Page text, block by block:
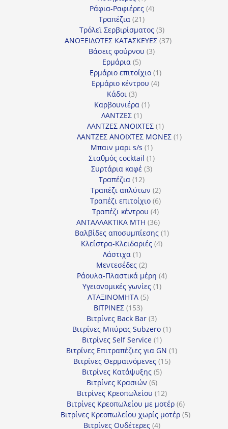
προϊόν
Ράφια-Ραφιέρες 44
Τραπέζια 2121
προϊόντα
Τρόλεϊ Σερβιρίσματος 33
προϊόντα
ΑΝΟΞΕΙΔΩΤΕΣ ΚΑΤΑΣΚΕΥΕΣ 3737
Βάσεις φούρνου 33
Ερμάρια 55
προϊόντα
Ερμάριο επιτοίχιο 11
προϊόν
Ερμάριο κέντρου 44
Κάδοι 33
προϊόντα
Καρβουνιέρα 11
ΛΑΝΤΖΕΣ 11
προϊόν
ΛΑΝΤΖΕΣ ΑΝΟΙΧΤΕΣ 11
προϊόν
ΛΑΝΤΖΕΣ ΑΝΟΙΧΤΕΣ ΜΟΝΕΣ 11
Μπαιν μαρι s/s 11
προϊόν
Σταθμός cocktail 11
Συρτάρια καφέ 33
Τραπέζια 1212
προϊόντα
Τραπέζι απλύτων 22
προϊόντα
Τραπέζι επιτοίχιο 66
προϊόντα
Τραπέζι κέντρου 44
προϊόντα
ΑΝΤΑΛΛΑΚΤΙΚΑ MTH 3636
προϊόντα
Βαλβίδες αποσυμπίεσης 11
Κλείστρα-Κλειδαριές 44
Λάστιχα 11
προϊόν
Μεντεσέδες 22
προϊόντα
Ράουλα-Πλαστικά μέρη 44
Υγειονομικές γωνίες 11
ΑΤΑΞΙΝΟΜΗΤΑ 55
ΒΙΤΡΙΝΕΣ 153153
προϊόντα
Βιτρίνες Back Bar 33
προϊόντα
Βιτρίνες Mπύρας Subzero 11
Βιτρίνες Self Service 11
προϊόν
Βιτρίνες Επιτραπέζιες για GN 11
Βιτρίνες Θερμαινόμενες 1515
Βιτρίνες Κατάψυξης 55
Βιτρίνες Κρασιών 66
προϊόντα
Βιτρίνες Κρεοπωλείου 1212
προϊόντα
Βιτρίνες Κρεοπωλείου με μοτέρ 66
προϊόντα
Βιτρίνες Κρεοπωλείου χωρίς μοτέρ 55
Βιτρίνες Ουδέτερες 44